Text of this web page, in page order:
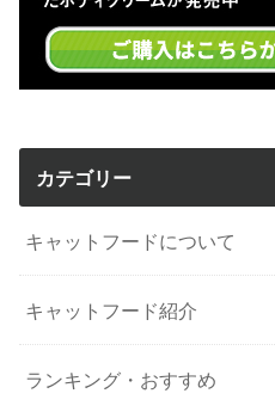
カテゴリー
キャットフードについて
キャットフード紹介
ランキング・おすすめ